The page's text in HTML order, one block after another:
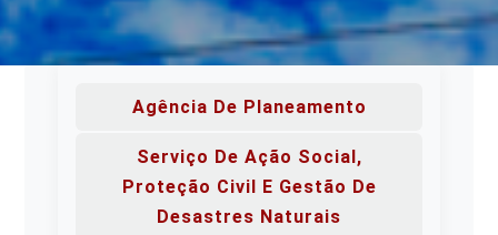
Agência De Planeamento
Serviço De Ação Social,
Proteção Civil E Gestão De
Desastres Naturais